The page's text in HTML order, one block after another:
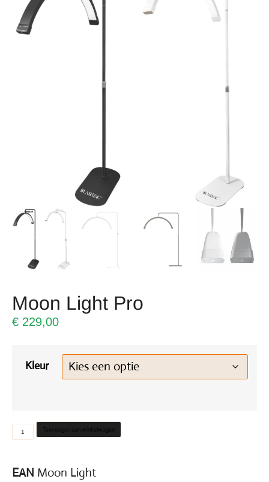
Moon Light Pro
€ 229,00
Kleur
Toevoegen aan winkelwagen
EAN Moon Light